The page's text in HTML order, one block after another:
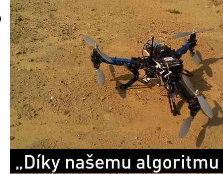
„Díky našemu